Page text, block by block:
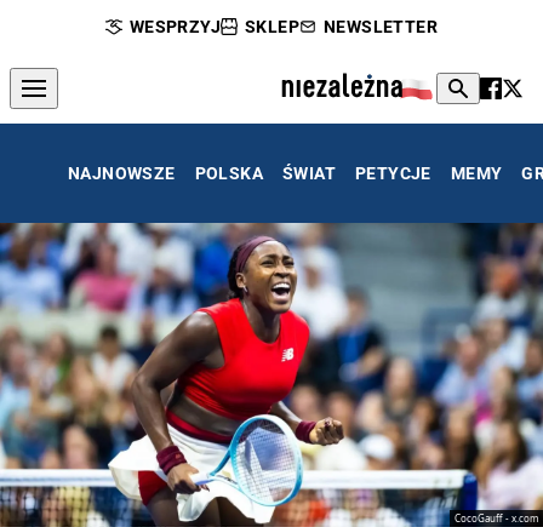
WESPRZYJ SKLEP NEWSLETTER
NAJNOWSZE POLSKA ŚWIAT PETYCJE MEMY
CocoGauff - x.com
Coco Gauff gra dalej w US Open